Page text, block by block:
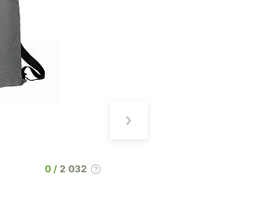
0 2 032